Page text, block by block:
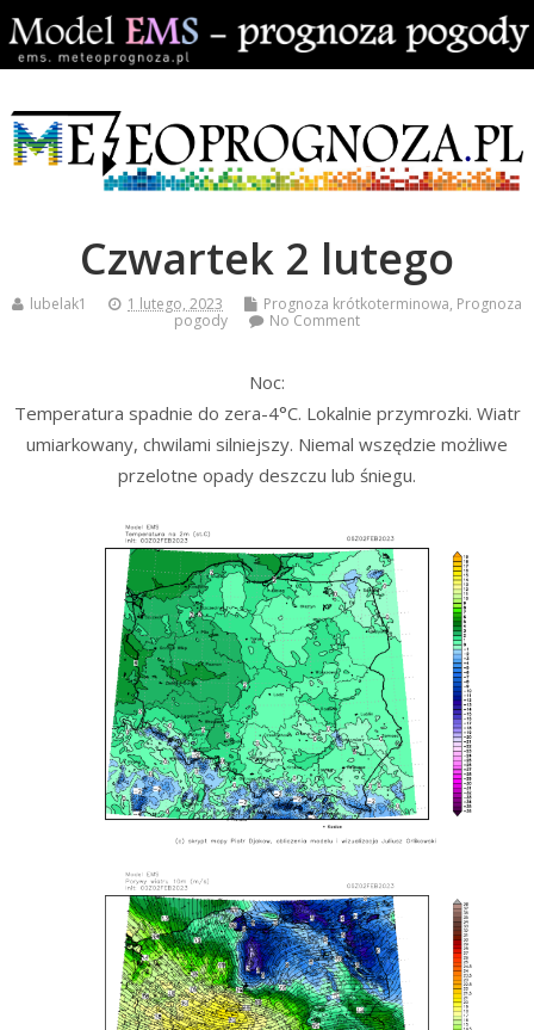
Czwartek 2 lutego
lubelak1 1 lutego, 2023 Prognoza krótkoterminowa, Prognoza
pogody
No Comment
Noc:
Temperatura spadnie do zera-4°C. Lokalnie przymrozki. Wiatr
umiarkowany, chwilami silniejszy. Niemal wszędzie możliwe
przelotne opady deszczu lub śniegu.